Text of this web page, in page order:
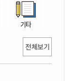
기타
전체보기